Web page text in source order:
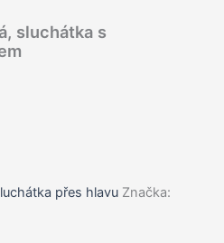
sluchátka s
přes hlavu Značka: